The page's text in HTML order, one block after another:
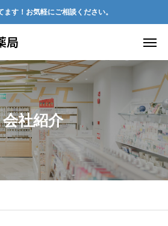
ます！お気軽にご相談ください。
局
会社紹介
局
営業時間